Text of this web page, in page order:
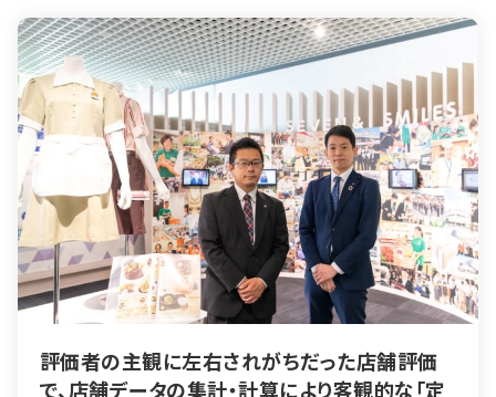
評価者の主観に左右されがちだった店舗評価
で、店舗データの集計・計算により客観的な「定